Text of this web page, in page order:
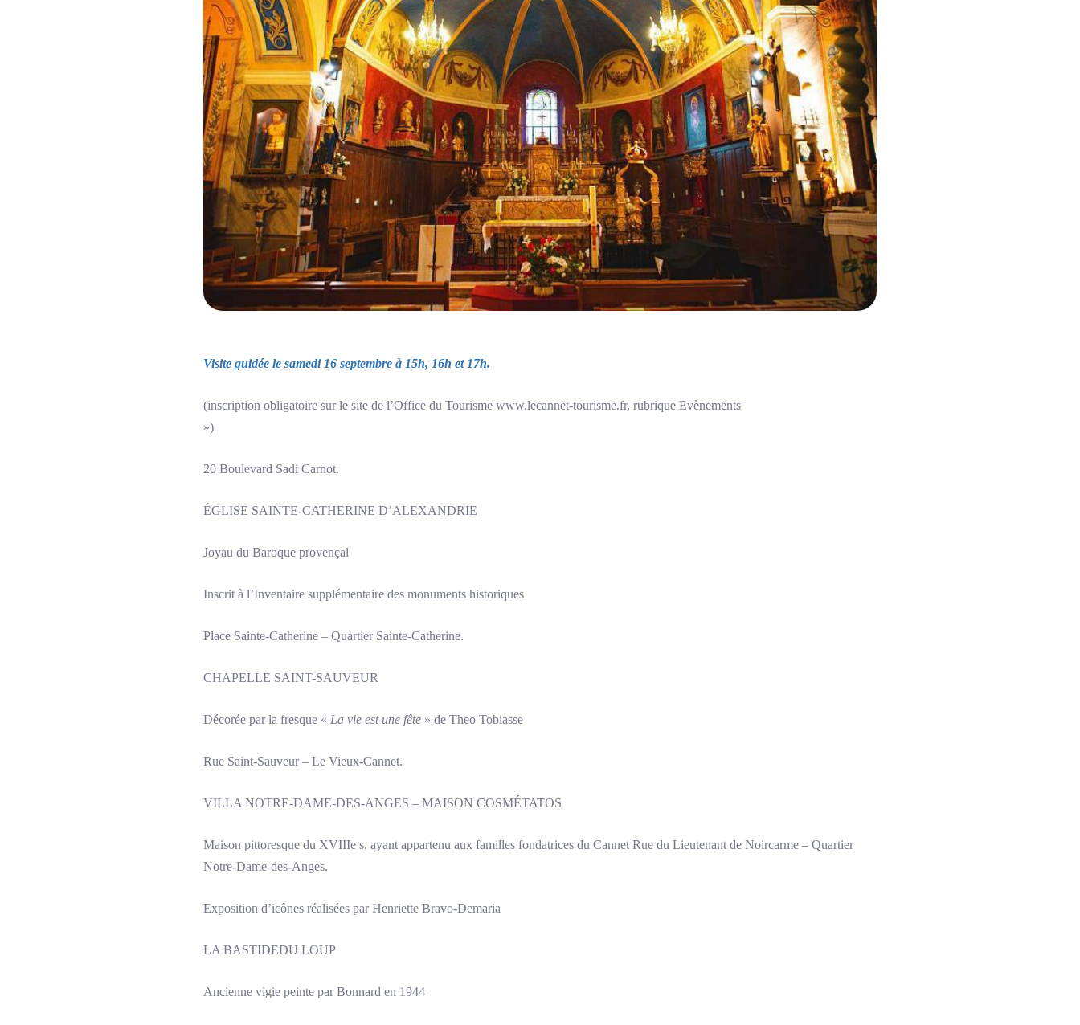
Visite guidée le samedi 16 septembre à 15h, 16h et 17h.
(inscription obligatoire sur le site de l’Office du Tourisme www.lecannet-tourisme.fr, rubrique Evènements
»)
20 Boulevard Sadi Carnot.
ÉGLISE SAINTE-CATHERINE D’ALEXANDRIE
Joyau du Baroque provençal
Inscrit à l’Inventaire supplémentaire des monuments historiques
Place Sainte-Catherine – Quartier Sainte-Catherine.
CHAPELLE SAINT-SAUVEUR
Décorée par la fresque « La vie est une fête » de Theo Tobiasse
Rue Saint-Sauveur – Le Vieux-Cannet.
VILLA NOTRE-DAME-DES-ANGES – MAISON COSMÉTATOS
Maison pittoresque du XVIIIe s. ayant appartenu aux familles fondatrices du Cannet Rue du Lieutenant de Noircarme – Quartier
Notre-Dame-des-Anges.
Exposition d’icônes réalisées par Henriette Bravo-Demaria
LA BASTIDEDU LOUP
Ancienne vigie peinte par Bonnard en 1944